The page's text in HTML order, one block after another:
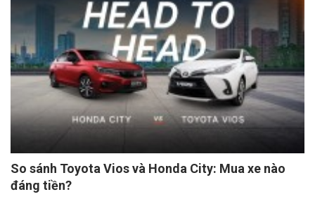
So sánh Toyota Vios và Honda City: Mua xe nào
đáng tiền?